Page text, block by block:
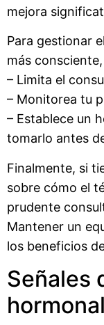
mejora
Para gestionar
más
– Limita el
– Monitorea tu
– Establece un
tomarlo antes
Finalmente, si
sobre cómo el
prudente
Mantener un
los beneficios
Señales
hormonal